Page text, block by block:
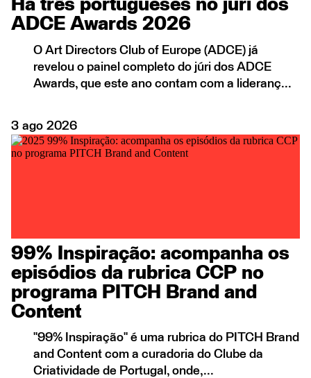
Há três portugueses no júri dos
ADCE Awards 2026
O Art Directors Club of Europe (ADCE) já
revelou o painel completo do júri dos ADCE
Awards, que este ano contam com a lideranç...
3 ago 2026
99% Inspiração: acompanha os
episódios da rubrica CCP no
programa PITCH Brand and
Content
"99% Inspiração" é uma rubrica do PITCH Brand
and Content com a curadoria do Clube da
Criatividade de Portugal, onde,...